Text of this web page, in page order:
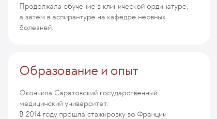
Продолжала обучение в клинической ординатуре,
а затем в аспирантуре на кафедре нервных
болезней.
Образование и опыт
Окончила Саратовский государственный
медицинский университет.
В 2014 году прошла стажировку во Франции